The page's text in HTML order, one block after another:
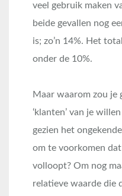
veel gebruik maken
beide gevallen nog
is; zo’n 14%. Het
onder de 10%.
Maar waarom zou je
‘klanten’ van je
gezien het
om te voorkomen
volloopt? Om nog
relatieve waarde die